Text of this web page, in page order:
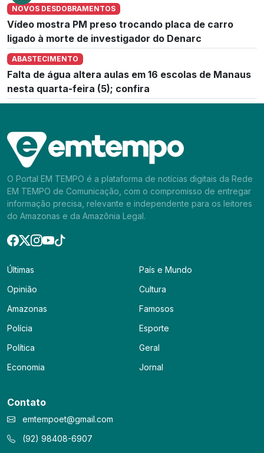
NOVOS DESDOBRAMENTOS
Vídeo mostra PM preso trocando placa de carro
ligado à morte de investigador do Denarc
ABASTECIMENTO
Falta de água altera aulas em 16 escolas de Manaus
nesta quarta-feira (5); confira
O Portal EM TEMPO é a plataforma de notícias digitais da Rede
EM TEMPO de Comunicação, com o compromisso de entregar
informação precisa, relevante e independente para os leitores
do Amazonas e da Amazônia Legal.
Últimas
Opinião
Amazonas
Polícia
Política
Economia
País e Mundo
Cultura
Famosos
Esporte
Geral
Jornal
Contato
emtempoet@gmail.com
(92) 98408-6907